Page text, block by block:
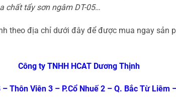
chất tẩy sơn ngâm DT-05…
theo địa chỉ dưới đây để được mua ngay sản
Công ty TNHH HCAT Dương Thịnh
Thôn Viên 3 – P.Cổ Nhuế 2 – Q. Bắc Từ Liêm